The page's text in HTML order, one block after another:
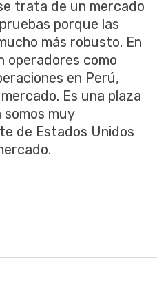
trata de un mercado
porque las
más robusto. En
operadores como
en Perú,
Es una plaza
muy
de Estados Unidos